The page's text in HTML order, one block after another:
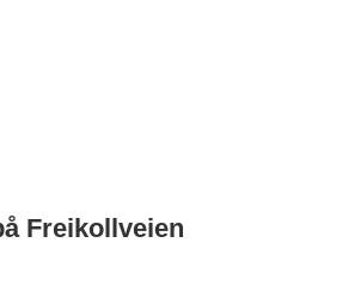
Freikollveien